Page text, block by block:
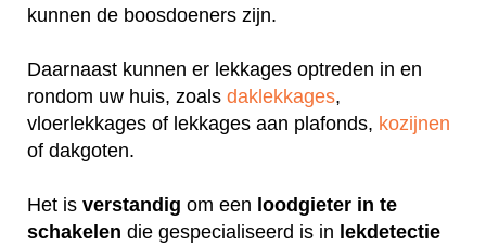
kunnen de boosdoeners zijn.
Daarnaast kunnen er lekkages optreden in en
rondom uw huis, zoals daklekkages,
vloerlekkages of lekkages aan plafonds, kozijnen
of dakgoten.
Het is verstandig om een loodgieter in te
schakelen die gespecialiseerd is in lekdetectie